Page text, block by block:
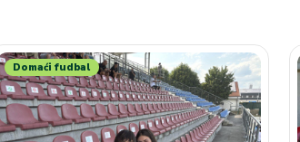
Domaći fudbal